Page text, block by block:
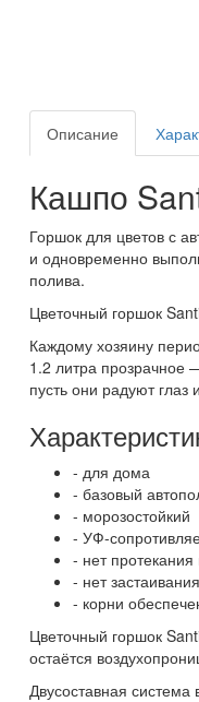
Описание
Кашпо
Горшок для цветов с
и одновременно
полива.
Цветочный горшок
Каждому хозяину
1.2 литра прозрачное
пусть они радуют
- для дома
- базовый
- морозостойкий
- УФ-
- нет
- нет
- корни
Цветочный горшок
остаётся
Двусоставная